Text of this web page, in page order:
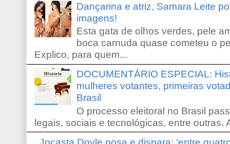
Dançarina e atriz, Samara Leite
imagens!
Esta gata de olhos verdes, pele
boca carnuda quase cometeu o
Explico, para quem...
DOCUMENTÁRIO ESPECIAL:
mulheres votantes, primeiras
Brasil
O processo eleitoral no Brasil
legais, sociais e tecnológicas, entre outras.